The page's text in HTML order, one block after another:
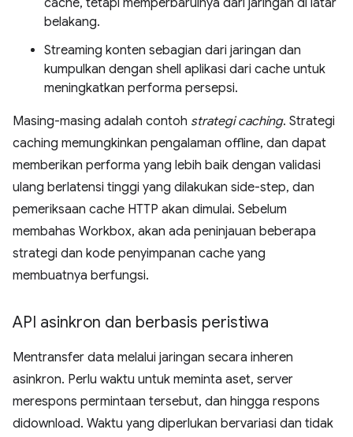
cache, tetapi memperbaruinya dari jaringan di latar
belakang.
Streaming konten sebagian dari jaringan dan
kumpulkan dengan shell aplikasi dari cache untuk
meningkatkan performa persepsi.
Masing-masing adalah contoh strategi caching. Strategi
caching memungkinkan pengalaman offline, dan dapat
memberikan performa yang lebih baik dengan validasi
ulang berlatensi tinggi yang dilakukan side-step, dan
pemeriksaan cache HTTP akan dimulai. Sebelum
membahas Workbox, akan ada peninjauan beberapa
strategi dan kode penyimpanan cache yang
membuatnya berfungsi.
API asinkron dan berbasis peristiwa
Mentransfer data melalui jaringan secara inheren
asinkron. Perlu waktu untuk meminta aset, server
merespons permintaan tersebut, dan hingga respons
didownload. Waktu yang diperlukan bervariasi dan tidak